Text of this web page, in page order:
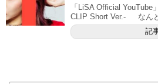
「LiSA Official
CLIP Short Ver.- なん
記